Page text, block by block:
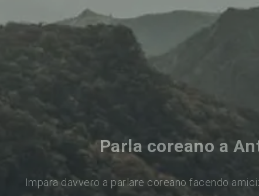
Parla coreano a
Impara davvero a parlare coreano facendo